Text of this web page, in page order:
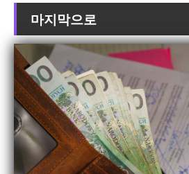
마지막으로